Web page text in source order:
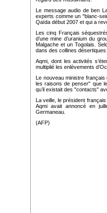
Le message audio de ben
experts comme un "blanc-
Qaïda début 2007 et qui a
Les cinq Français
d’une mine d’uranium du
Malgache et un Togolais.
dans des collines
Aqmi, dont les activités
multiplié les enlèvements
Le nouveau ministre français
les raisons de penser" que
qu’il existait des "contacts"
La veille, le président
Aqmi avait annoncé en
Germaneau.
(AFP)